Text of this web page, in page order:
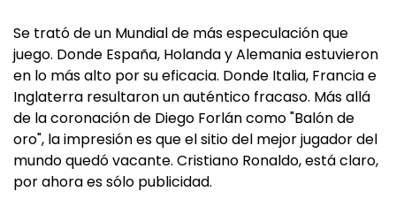
Se trató de un Mundial de más especulación que
juego. Donde España, Holanda y Alemania estuvieron
en lo más alto por su eficacia. Donde Italia, Francia e
Inglaterra resultaron un auténtico fracaso. Más allá
de la coronación de Diego Forlán como "Balón de
oro", la impresión es que el sitio del mejor jugador del
mundo quedó vacante. Cristiano Ronaldo, está claro,
por ahora es sólo publicidad.